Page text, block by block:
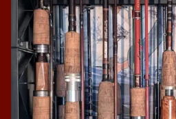
24
25 26 27
31
« 7月
手放せないロッド